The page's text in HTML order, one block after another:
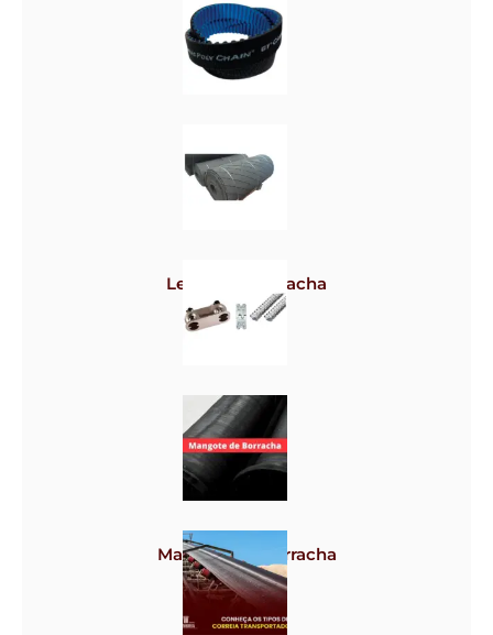
Polias
Lençol de borracha
Grampos
Mangote de borracha